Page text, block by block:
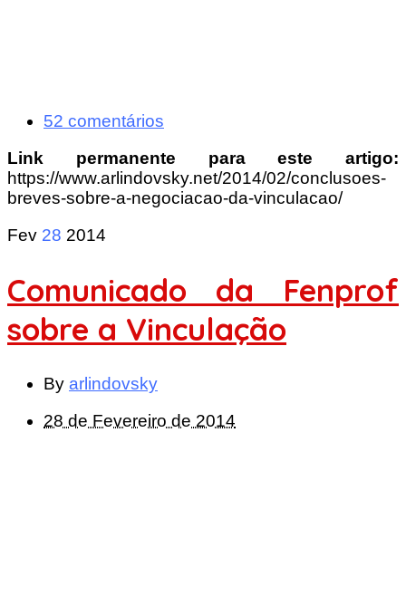
52 comentários
Link permanente para este artigo:
https://www.arlindovsky.net/2014/02/conclusoes-
breves-sobre-a-negociacao-da-vinculacao/
Fev 28 2014
Comunicado da Fenprof
sobre a Vinculação
By arlindovsky
28 de Fevereiro de 2014